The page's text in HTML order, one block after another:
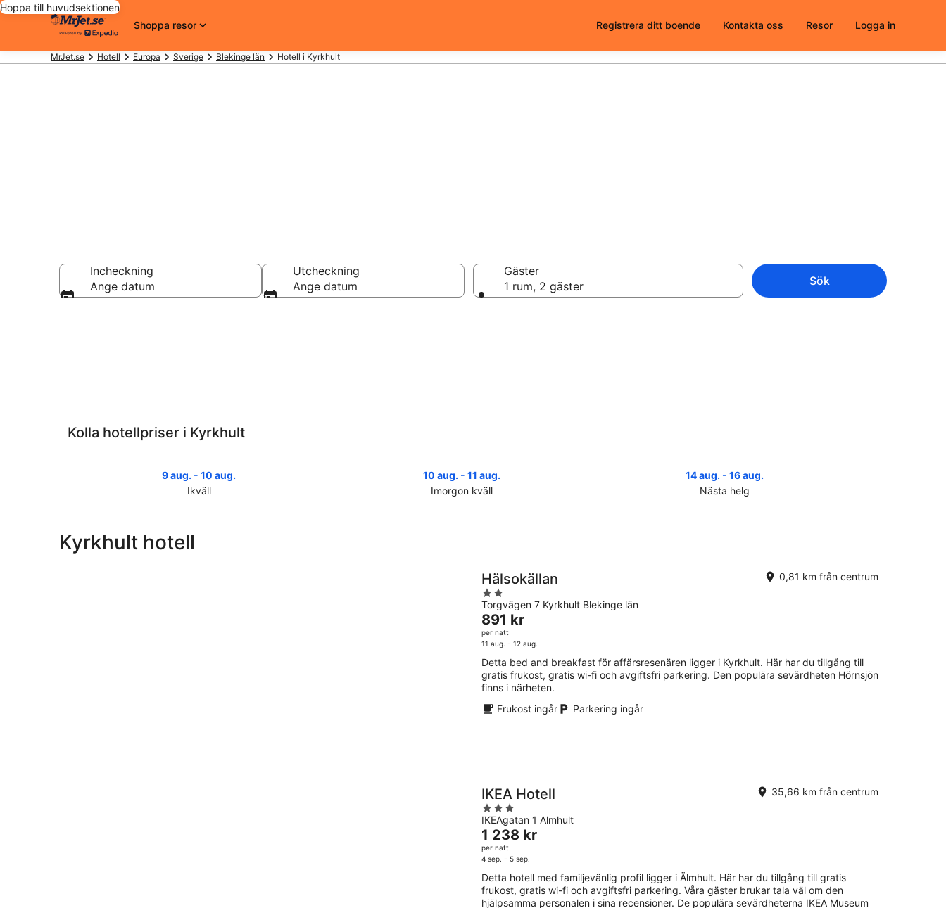
Hoppa till huvudsektionen
Shoppa resor
Registrera ditt boende Kontakta oss Resor Logga in
MrJet.se Hotell Europa Sverige Blekinge län Hotell i Kyrkhult
Incheckning
Ange datum
Utcheckning
Ange datum
Gäster
1 rum, 2 gäster
Sök
Kolla hotellpriser i Kyrkhult
9 aug. - 10 aug.
Ikväll
Kyrkhult
10 aug. - 11 aug.
Imorgon kväll
14 aug. - 16 aug.
Nästa helg
14
aug.
Kyrkhult hotell
Hälsokällan
2
out
of
5
Torgvägen 7 Kyrkhult Blekinge län
0,81 km från centrum
Priset
är
891 kr
per
natt
891 kr
per natt
11 aug. - 12 aug.
Detta bed and breakfast för affärsresenären ligger i Kyrkhult. Här har du tillgång till
gratis frukost, gratis wi-fi och avgiftsfri parkering. Den populära sevärdheten Hörnsjön
finns i närheten.
Frukost ingår
Parkering ingår
IKEA Hotell
3
out
of
5
IKEAgatan 1 Almhult
35,66 km från centrum
Priset
är
1 238 kr
per
natt
1 238 kr
per natt
4 sep. - 5 sep.
Detta hotell med familjevänlig profil ligger i Älmhult. Här har du tillgång till gratis
frukost, gratis wi-fi och avgiftsfri parkering. Våra gäster brukar tala väl om den
hjälpsamma personalen i sina recensioner. De populära sevärdheterna IKEA Museum